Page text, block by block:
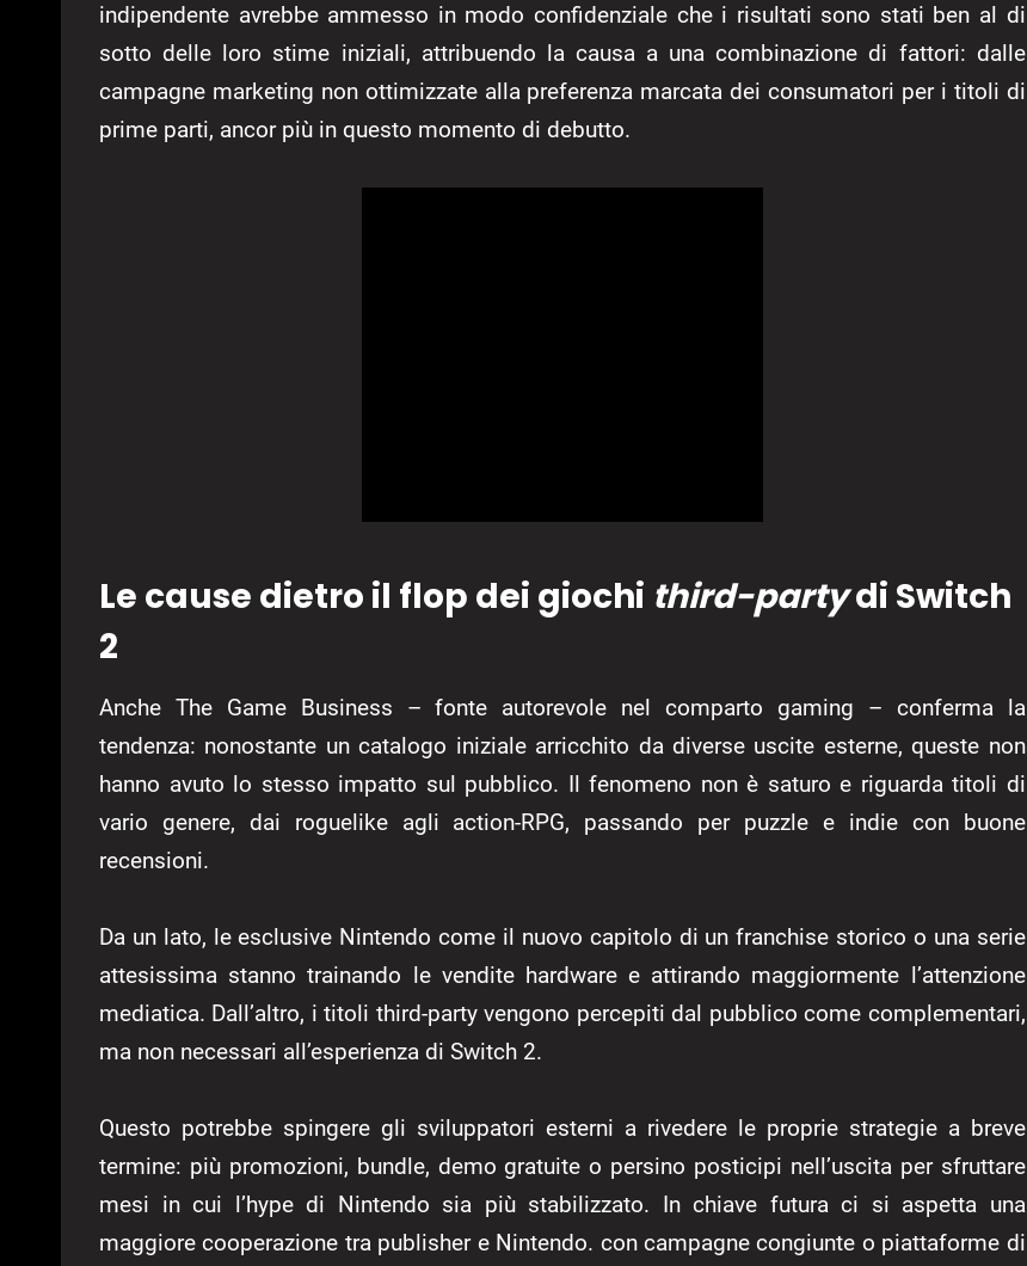
indipendente avrebbe ammesso in modo confidenziale che i risultati sono stati ben al di
sotto delle loro stime iniziali, attribuendo la causa a una combinazione di fattori: dalle
campagne marketing non ottimizzate alla preferenza marcata dei consumatori per i titoli di
prime parti, ancor più in questo momento di debutto.
Le cause dietro il flop dei giochi third-partydi Switch
2
Anche The Game Business – fonte autorevole nel comparto gaming – conferma la
tendenza: nonostante un catalogo iniziale arricchito da diverse uscite esterne, queste non
hanno avuto lo stesso impatto sul pubblico. Il fenomeno non è saturo e riguarda titoli di
vario genere, dai roguelike agli action-RPG, passando per puzzle e indie con buone
recensioni.
Da un lato, le esclusive Nintendo come il nuovo capitolo di un franchise storico o una serie
attesissima stanno trainando le vendite hardware e attirando maggiormente l’attenzione
mediatica. Dall’altro, i titoli third-party vengono percepiti dal pubblico come complementari,
ma non necessari all’esperienza di Switch 2.
Questo potrebbe spingere gli sviluppatori esterni a rivedere le proprie strategie a breve
termine: più promozioni, bundle, demo gratuite o persino posticipi nell’uscita per sfruttare
mesi in cui l’hype di Nintendo sia più stabilizzato. In chiave futura ci si aspetta una
maggiore cooperazione tra publisher e Nintendo. con campagne congiunte o piattaforme di